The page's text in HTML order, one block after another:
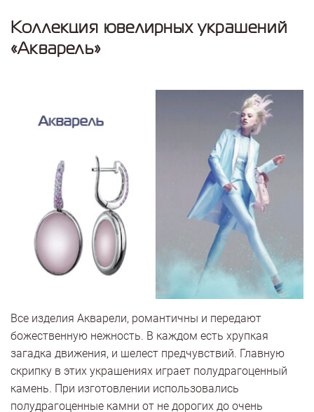
Коллекция ювелирных украшений
«Акварель»
Все изделия Акварели, романтичны и передают
божественную нежность. В каждом есть хрупкая
загадка движения, и шелест предчувствий. Главную
скрипку в этих украшениях играет полудрагоценный
камень. При изготовлении использовались
полудрагоценные камни от не дорогих до очень